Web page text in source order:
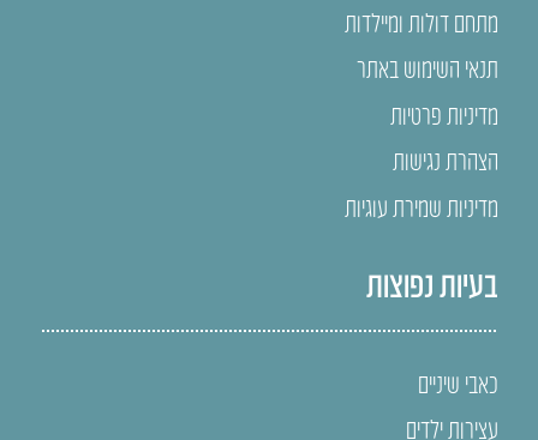
מתחם דולות ומיילדות
תנאי השימוש באתר
מדיניות פרטיות
הצהרת נגישות
מדיניות שמירת עוגיות
בעיות נפוצות
כאבי שיניים
עצירות ילדים